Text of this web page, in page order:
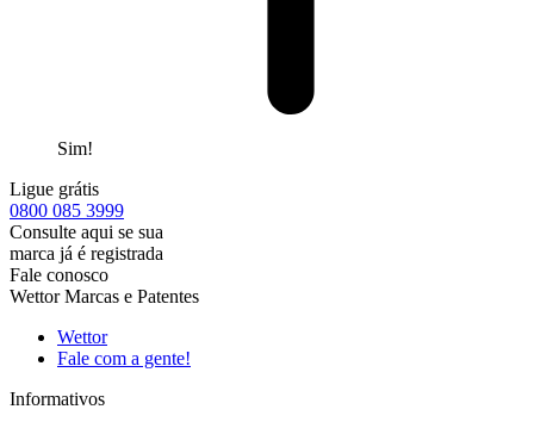
Sim!
Ligue grátis
0800 085 3999
Consulte aqui se sua
marca já é registrada
Fale conosco
Wettor Marcas e Patentes
Wettor
Fale com a gente!
Informativos